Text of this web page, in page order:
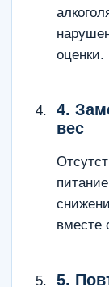
оценки.
4.
вес
вместе
5.